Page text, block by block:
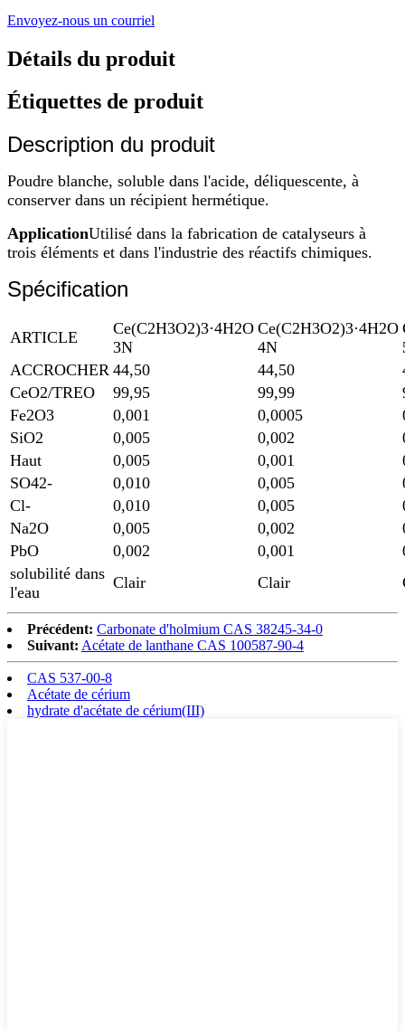
Envoyez-nous un courriel
Détails du produit
Étiquettes de produit
Description du produit
Poudre blanche, soluble dans l'acide, déliquescente, à
conserver dans un récipient hermétique.
ApplicationUtilisé dans la fabrication de catalyseurs à
trois éléments et dans l'industrie des réactifs chimiques.
Spécification
ARTICLE
Ce(C2H3O2)3·4H2O
3N
Ce(C2H3O2)3·4H2O
4N
ACCROCHER 44,50 44,50
CeO2/TREO
99,95 99,99
Fe2O3
0,001 0,0005
SiO2
0,005 0,002
Haut
0,005 0,001
SO42-
0,010 0,005
Cl-
0,010 0,005
Na2O
0,005 0,002
PbO
0,002 0,001
solubilité dans
l'eau
Clair Clair
Précédent: Carbonate d'holmium CAS 38245-34-0
Suivant: Acétate de lanthane CAS 100587-90-4
CAS 537-00-8
Acétate de cérium
hydrate d'acétate de cérium(III)